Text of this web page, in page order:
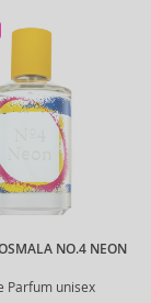
NO.4 NEON
Parfum unisex